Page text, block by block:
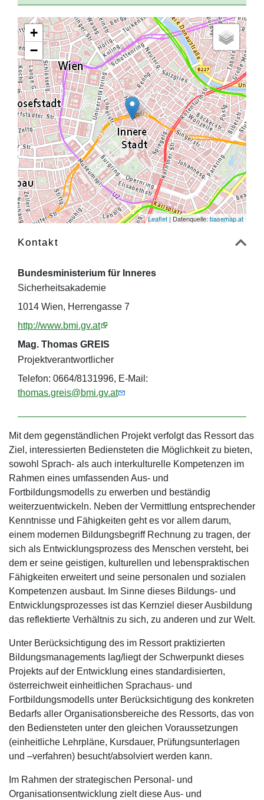
+
−
Leaflet | Datenquelle:basemap.at
Kontakt
Bundesministerium für Inneres
Sicherheitsakademie
1014 Wien, Herrengasse 7
http://www.bmi.gv.at
Mag. Thomas GREIS
Projektverantwortlicher
Telefon: 0664/8131996, E-Mail:
thomas.greis@bmi.gv.at
Mit dem gegenständlichen Projekt verfolgt das Ressort das
Ziel, interessierten Bediensteten die Möglichkeit zu bieten,
sowohl Sprach- als auch interkulturelle Kompetenzen im
Rahmen eines umfassenden Aus- und
Fortbildungsmodells zu erwerben und beständig
weiterzuentwickeln. Neben der Vermittlung entsprechender
Kenntnisse und Fähigkeiten geht es vor allem darum,
einem modernen Bildungsbegriff Rechnung zu tragen, der
sich als Entwicklungsprozess des Menschen versteht, bei
dem er seine geistigen, kulturellen und lebenspraktischen
Fähigkeiten erweitert und seine personalen und sozialen
Kompetenzen ausbaut. Im Sinne dieses Bildungs- und
Entwicklungsprozesses ist das Kernziel dieser Ausbildung
das reflektierte Verhältnis zu sich, zu anderen und zur Welt.
Unter Berücksichtigung des im Ressort praktizierten
Bildungsmanagements lag/liegt der Schwerpunkt dieses
Projekts auf der Entwicklung eines standardisierten,
österreichweit einheitlichen Sprachaus- und
Fortbildungsmodells unter Berücksichtigung des konkreten
Bedarfs aller Organisationsbereiche des Ressorts, das von
den Bediensteten unter den gleichen Voraussetzungen
(einheitliche Lehrpläne, Kursdauer, Prüfungsunterlagen
und –verfahren) besucht/absolviert werden kann.
Im Rahmen der strategischen Personal- und
Organisationsentwicklung zielt diese Aus- und